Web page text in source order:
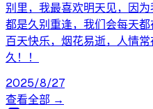
别里，我最喜欢明天见，因
都是久别重逢，我们会每天
百天快乐，烟花易逝，人情
久！！
2025/8/27
查看全部 →